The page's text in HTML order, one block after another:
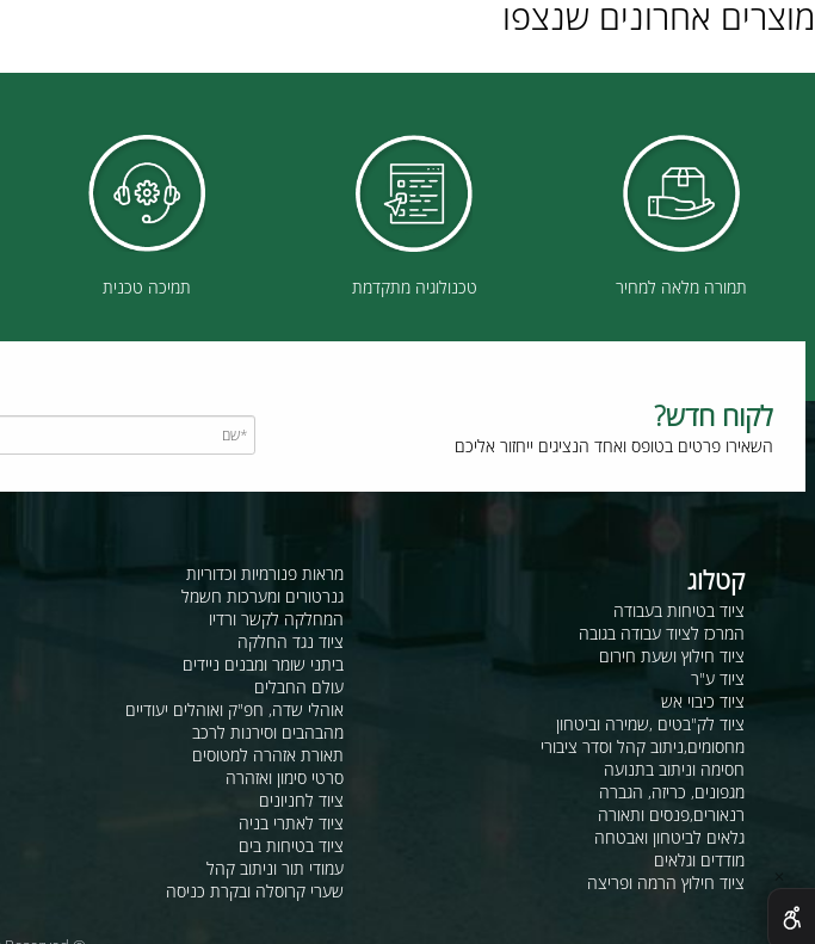
אחרונים שנצפו
תמורה מלאה למחיר טכנולוגיה מתקדמת תמיכה טכנית
חדש?
פרטים בטופס ואחד הנציגים ייחזור אליכם
ציוד בטיחות בעבודה
המרכז לציוד עבודה בגובה
ציוד חילוץ ושעת חירום
ציוד כיבוי אש
ציוד לק"בטים ,שמירה וביטחון
מחסומים,ניתוב קהל וסדר ציבורי
חסימה וניתוב בתנועה
מגפונים, כריזה, הגברה
רנאורים,פנסים ותאורה
גלאים לביטחון ואבטחה
מראות פנורמיות וכדוריות
גנרטורים ומערכות חשמל
המחלקה לקשר ורדיו
ציוד נגד החלקה
ביתני שומר ומבנים ניידים
עולם החבלים
אוהלי שדה, חפ"ק ואוהלים יעודיים
מהבהבים וסירנות לרכב
תאורת אזהרה למטוסים
סרטי סימון ואזהרה
ציוד לחניונים
ציוד לאתרי בניה